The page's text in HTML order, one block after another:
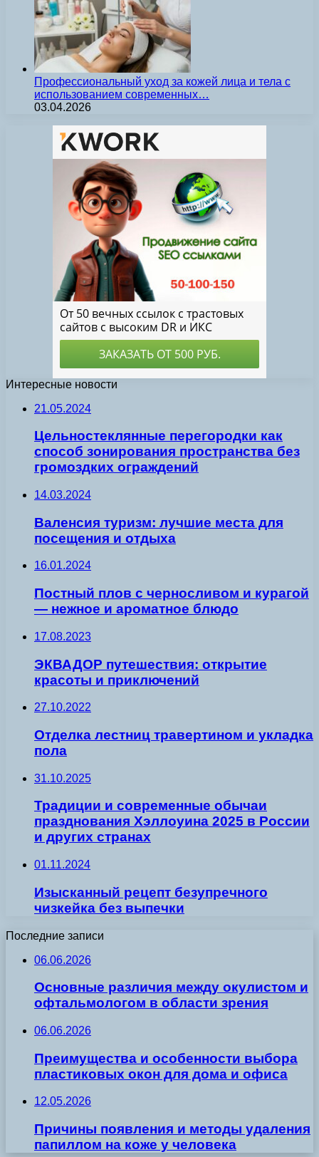
Профессиональный уход за кожей лица и тела с
использованием современных…
03.04.2026
Интересные новости
21.05.2024
Цельностеклянные перегородки как
способ зонирования пространства без
громоздких ограждений
14.03.2024
Валенсия туризм: лучшие места для
посещения и отдыха
16.01.2024
Постный плов с черносливом и курагой
— нежное и ароматное блюдо
17.08.2023
ЭКВАДОР путешествия: открытие
красоты и приключений
27.10.2022
Отделка лестниц травертином и укладка
пола
31.10.2025
Традиции и современные обычаи
празднования Хэллоуина 2025 в России
и других странах
01.11.2024
Изысканный рецепт безупречного
чизкейка без выпечки
Последние записи
06.06.2026
Основные различия между окулистом и
офтальмологом в области зрения
06.06.2026
Преимущества и особенности выбора
пластиковых окон для дома и офиса
12.05.2026
Причины появления и методы удаления
папиллом на коже у человека